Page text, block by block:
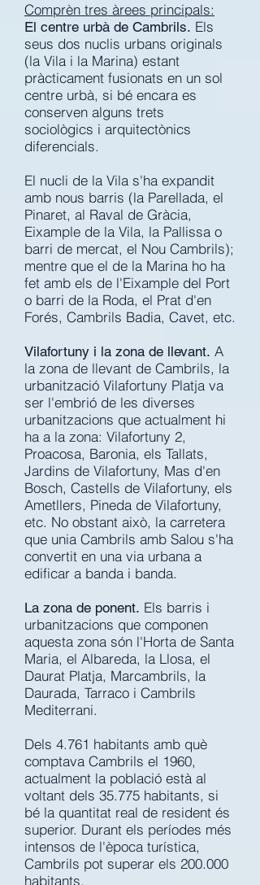
Comprèn tres àrees principals:
El centre urbà de Cambrils. Els
seus dos nuclis urbans originals
(la Vila i la Marina) estant
pràcticament fusionats en un sol
centre urbà, si bé encara es
conserven alguns trets
sociològics i arquitectònics
diferencials.
El nucli de la Vila s'ha expandit
amb nous barris (la Parellada, el
Pinaret, al Raval de Gràcia,
Eixample de la Vila, la Pallissa o
barri de mercat, el Nou Cambrils);
mentre que el de la Marina ho ha
fet amb els de l'Eixample del Port
o barri de la Roda, el Prat d'en
Forés, Cambrils Badia, Cavet, etc.
Vilafortuny i la zona de llevant. A
la zona de llevant de Cambrils, la
urbanització Vilafortuny Platja va
ser l'embrió de les diverses
urbanitzacions que actualment hi
ha a la zona: Vilafortuny 2,
Proacosa, Baronia, els Tallats,
Jardins de Vilafortuny, Mas d'en
Bosch, Castells de Vilafortuny, els
Ametllers, Pineda de Vilafortuny,
etc. No obstant això, la carretera
que unia Cambrils amb Salou s'ha
convertit en una via urbana a
edificar a banda i banda.
La zona de ponent. Els barris i
urbanitzacions que componen
aquesta zona són l'Horta de Santa
Maria, el Albareda, la Llosa, el
Daurat Platja, Marcambrils, la
Daurada, Tarraco i Cambrils
Mediterrani.
Dels 4.761 habitants amb què
comptava Cambrils el 1960,
actualment la població està al
voltant dels 35.775 habitants, si
bé la quantitat real de resident és
superior. Durant els períodes més
intensos de l'època turística,
Cambrils pot superar els 200.000
habitants.